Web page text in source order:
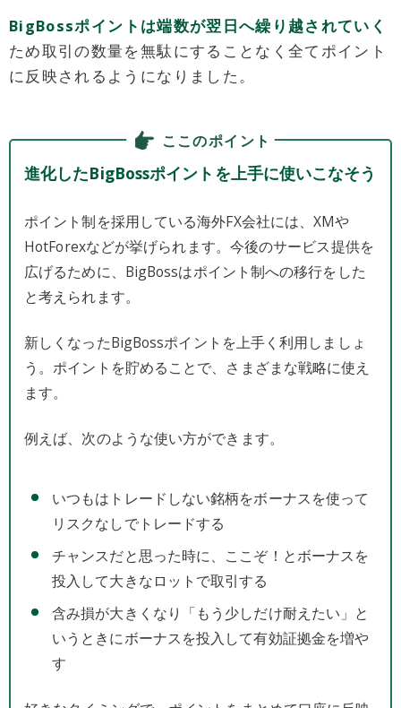
BigBossポイントは端数が翌日へ繰り越されていく
ため取引の数量を無駄にすることなく全てポイント
に反映されるようになりました。
ここのポイント
進化したBigBossポイントを上手に使いこなそう
ポイント制を採用している海外FX会社には、XMや
HotForexなどが挙げられます。今後のサービス提供を
広げるために、BigBossはポイント制への移行をした
と考えられます。
新しくなったBigBossポイントを上手く利用しましょ
う。ポイントを貯めることで、さまざまな戦略に使え
ます。
例えば、次のような使い方ができます。
いつもはトレードしない銘柄をボーナスを使って
リスクなしでトレードする
チャンスだと思った時に、ここぞ！とボーナスを
投入して大きなロットで取引する
含み損が大きくなり「もう少しだけ耐えたい」と
いうときにボーナスを投入して有効証拠金を増や
す